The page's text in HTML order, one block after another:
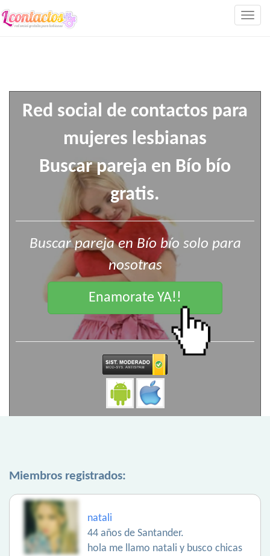
Red social de contactos para
mujeres lesbianas
Buscar pareja en Bío bío
gratis.
Buscar pareja en Bío bío solo para
nosotras
Enamorate YA!!
Miembros registrados:
natali
44 años de Santander.
hola me llamo natali y busco chicas